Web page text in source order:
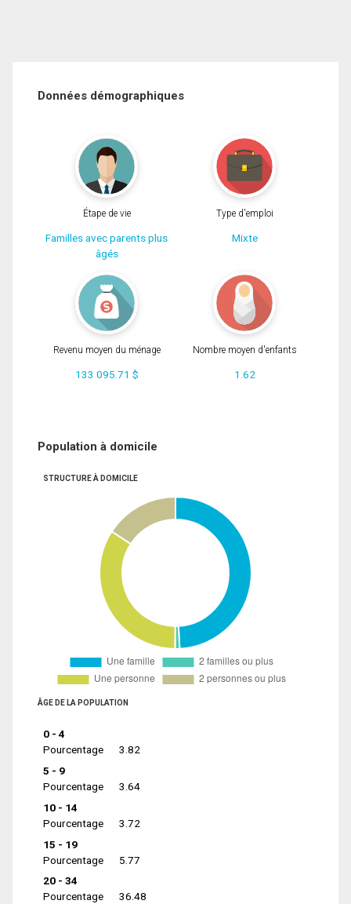
Données démographiques
Étape de vie
Familles avec parents plus
âgés
Type d'emploi
Mixte
Revenu moyen du ménage
133 095.71 $
Nombre moyen d'enfants
1.62
Population à domicile
STRUCTURE À DOMICILE
ÂGE DE LA POPULATION
0 - 4
Pourcentage
3.82
5 - 9
Pourcentage
3.64
10 - 14
Pourcentage
3.72
15 - 19
Pourcentage
5.77
20 - 34
Pourcentage
36.48